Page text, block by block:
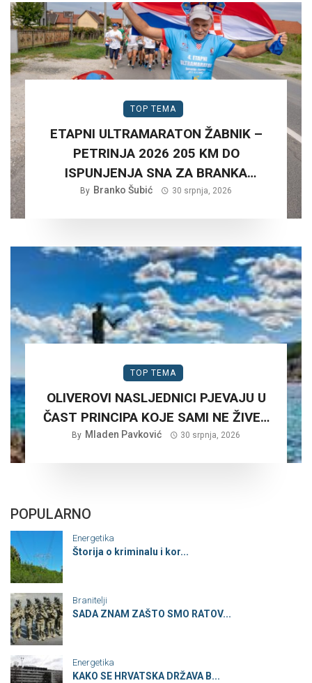
TOP TEMA
ETAPNI ULTRAMARATON ŽABNIK –
PETRINJA 2026 205 KM DO
ISPUNJENJA SNA ZA BRANKA
ŠUBIĆA…
By Branko Šubić 30 srpnja, 2026
TOP TEMA
OLIVEROVI NASLJEDNICI PJEVAJU U
ČAST PRINCIPA KOJE SAMI NE ŽIVE…
By Mladen Pavković 30 srpnja, 2026
POPULARNO
Energetika
Štorija o kriminalu i kor...
Branitelji
SADA ZNAM ZAŠTO SMO RATOV...
Energetika
KAKO SE HRVATSKA DRŽAVA B...